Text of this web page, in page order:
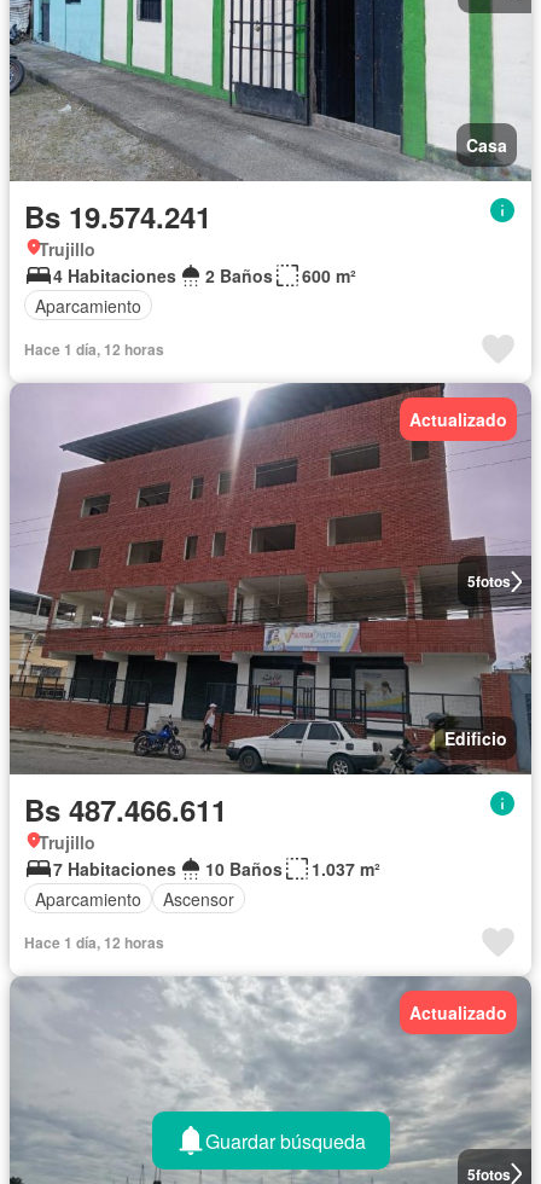
Casa
Bs 19.574.241
Trujillo
4 Habitaciones
2 Baños
600 m²
Aparcamiento
Hace 1 día, 12 horas
5fotos
Actualizado
Edificio
Bs 487.466.611
Trujillo
7 Habitaciones
10 Baños
1.037 m²
Aparcamiento
Ascensor
Hace 1 día, 12 horas
5fotos
Actualizado
Guardar búsqueda